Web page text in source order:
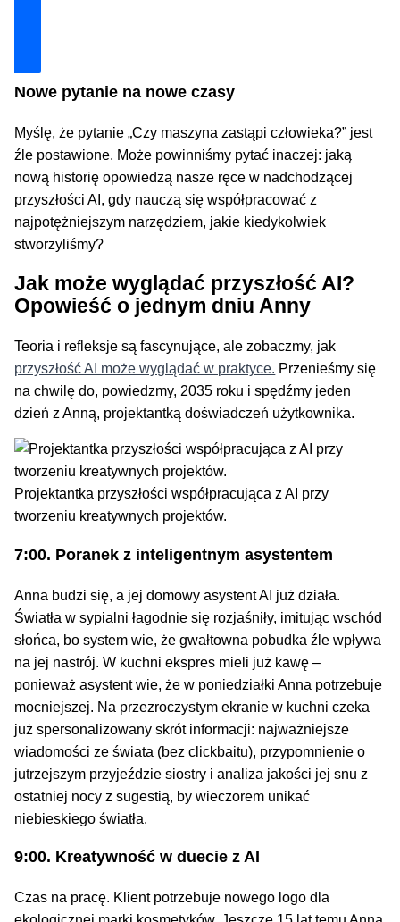
Nowe pytanie na nowe czasy
Myślę, że pytanie „Czy maszyna zastąpi człowieka?” jest
źle postawione. Może powinniśmy pytać inaczej: jaką
nową historię opowiedzą nasze ręce w nadchodzącej
przyszłości AI, gdy nauczą się współpracować z
najpotężniejszym narzędziem, jakie kiedykolwiek
stworzyliśmy?
Jak może wyglądać przyszłość AI?
Opowieść o jednym dniu Anny
Teoria i refleksje są fascynujące, ale zobaczmy, jak
przyszłość AI może wyglądać w praktyce. Przenieśmy się
na chwilę do, powiedzmy, 2035 roku i spędźmy jeden
dzień z Anną, projektantką doświadczeń użytkownika.
Projektantka przyszłości współpracująca z AI przy
tworzeniu kreatywnych projektów.
7:00. Poranek z inteligentnym asystentem
Anna budzi się, a jej domowy asystent AI już działa.
Światła w sypialni łagodnie się rozjaśniły, imitując wschód
słońca, bo system wie, że gwałtowna pobudka źle wpływa
na jej nastrój. W kuchni ekspres mieli już kawę –
ponieważ asystent wie, że w poniedziałki Anna potrzebuje
mocniejszej. Na przezroczystym ekranie w kuchni czeka
już spersonalizowany skrót informacji: najważniejsze
wiadomości ze świata (bez clickbaitu), przypomnienie o
jutrzejszym przyjeździe siostry i analiza jakości jej snu z
ostatniej nocy z sugestią, by wieczorem unikać
niebieskiego światła.
9:00. Kreatywność w duecie z AI
Czas na pracę. Klient potrzebuje nowego logo dla